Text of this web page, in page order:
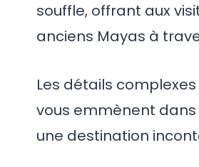
souffle, offrant aux
anciens Mayas à
Les détails
vous emmènent
une destination